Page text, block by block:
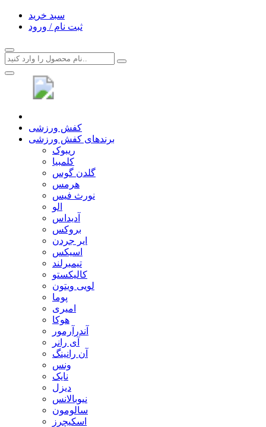
سبد خرید
ثبت نام / ورود
کفش ورزشی
برندهای کفش ورزشی
ریبوک
کلمبیا
گلدن گوس
هرمس
نورث فیس
الو
آدیداس
بروکس
ایر جردن
اسیکس
تیمبرلند
کالیکستو
لویی ویتون
پوما
امیری
هوکا
آندرآرمور
آی رانر
آن رانینگ
ونس
نایک
دیزل
نیوبالانس
سالومون
اسکیچرز